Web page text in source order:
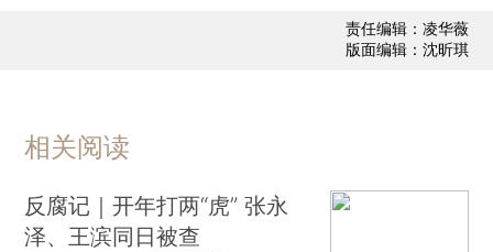
责任编辑：凌华薇
版面编辑：沈昕琪
相关阅读
反腐记｜开年打两“虎” 张永
泽、王滨同日被查